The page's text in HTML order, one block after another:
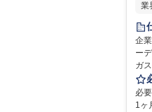
業
企業名 株式会社ソ
ー
ガス会社 ■5～100人程に対する研修業務がメインになりますが、研修
と
必
1ヶ